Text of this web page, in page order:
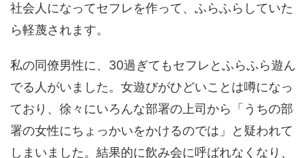
社会人になってセフレを作って、ふらふらしていた
ら軽蔑されます。
私の同僚男性に、30過ぎてもセフレとふらふら遊ん
でる人がいました。女遊びがひどいことは噂になっ
ており、徐々にいろんな部署の上司から「うちの部
署の女性にちょっかいをかけるのでは」と疑われて
しまいました。結果的に飲み会に呼ばれなくなり、